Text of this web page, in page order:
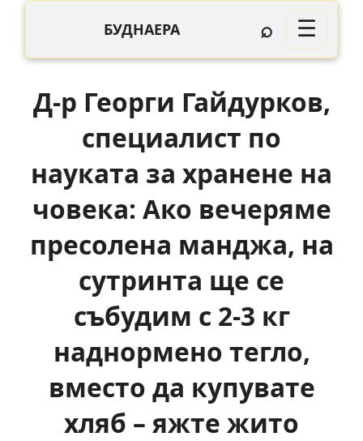
БУДНАЕРА ⌕ ☰
Д-р Георги Гайдурков,
специалист по
науката за хранене на
човека: Ако вечеряме
пресолена манджа, на
сутринта ще се
събудим с 2-3 кг
наднормено тегло,
вместо да купувате
хляб – яжте жито